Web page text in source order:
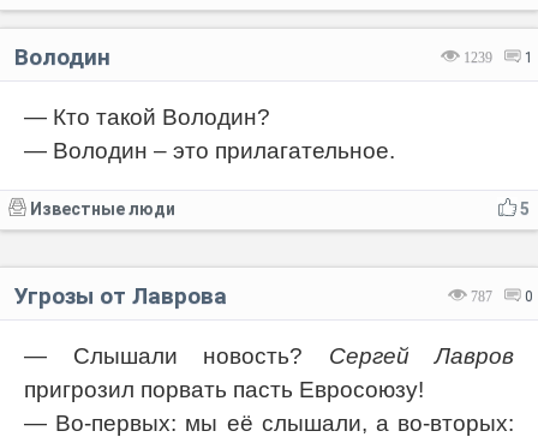
1239 1
Володин
— Кто такой Володин?
— Володин – это прилагательное.
5
Известные люди
787 0
Угрозы от Лаврова
— Слышали новость? Сергей Лавров
пригрозил порвать пасть Евросоюзу!
— Во-первых: мы её слышали, а во-вторых: